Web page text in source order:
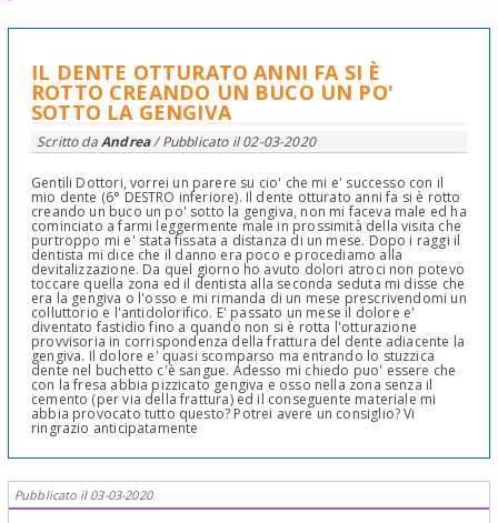
IL DENTE OTTURATO ANNI FA SI È
ROTTO CREANDO UN BUCO UN PO'
SOTTO LA GENGIVA
Scritto daAndrea/ Pubblicato il02-03-2020
Gentili Dottori, vorrei un parere su cio' che mi e' successo con il
mio dente (6° DESTRO inferiore). Il dente otturato anni fa si è rotto
creando un buco un po' sotto la gengiva, non mi faceva male ed ha
cominciato a farmi leggermente male in prossimità della visita che
purtroppo mi e' stata fissata a distanza di un mese. Dopo i raggi il
dentista mi dice che il danno era poco e procediamo alla
devitalizzazione. Da quel giorno ho avuto dolori atroci non potevo
toccare quella zona ed il dentista alla seconda seduta mi disse che
era la gengiva o l'osso e mi rimanda di un mese prescrivendomi un
colluttorio e l'antidolorifico. E' passato un mese il dolore e'
diventato fastidio fino a quando non si è rotta l'otturazione
provvisoria in corrispondenza della frattura del dente adiacente la
gengiva. Il dolore e' quasi scomparso ma entrando lo stuzzica
dente nel buchetto c'è sangue. Adesso mi chiedo puo' essere che
con la fresa abbia pizzicato gengiva e osso nella zona senza il
cemento (per via della frattura) ed il conseguente materiale mi
abbia provocato tutto questo? Potrei avere un consiglio? Vi
ringrazio anticipatamente
Pubblicato il 03-03-2020